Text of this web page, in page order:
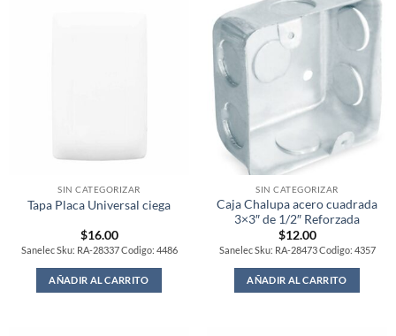
SIN CATEGORIZAR
Tapa Placa Universal ciega
$16.00
Sanelec Sku: RA-28337 Codigo: 4486
AÑADIR AL CARRITO
SIN CATEGORIZAR
Caja Chalupa acero cuadrada
3×3″ de 1/2″ Reforzada
$12.00
Sanelec Sku: RA-28473 Codigo: 4357
AÑADIR AL CARRITO